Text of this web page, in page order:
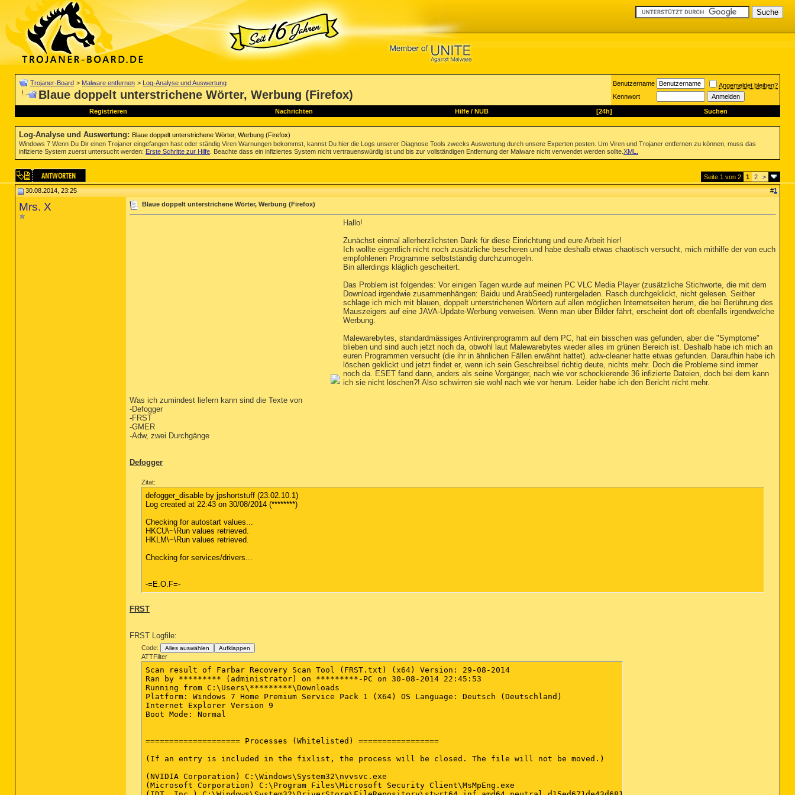
Trojaner-Board > Malware entfernen > Log-Analyse und Auswertung
Blaue doppelt unterstrichene Wörter, Werbung (Firefox)
Benutzername
Angemeldet bleiben?
Kennwort
Registrieren Nachrichten Hilfe/ NUB [24h] Suchen
Log-Analyse und Auswertung: Blaue doppelt unterstrichene Wörter, Werbung (Firefox)
Windows 7 Wenn Du Dir einen Trojaner eingefangen hast oder ständig Viren Warnungen bekommst, kannst Du hier die Logs unserer Diagnose Tools zwecks Auswertung durch unsere Experten posten. Um Viren und Trojaner entfernen zu können, muss das
infizierte System zuerst untersucht werden: Erste Schritte zur Hilfe . Beachte dass ein infiziertes System nicht vertrauenswürdig ist und bis zur vollständigen Entfernung der Malware nicht verwendet werden sollte. XML
Seite 1 von 2 1 2
>
30.08.2014, 23:25
#1
Mrs. X Blaue doppelt unterstrichene Wörter, Werbung (Firefox)
Hallo!
Zunächst einmal allerherzlichsten Dank für diese Einrichtung und eure Arbeit hier!
Ich wollte eigentlich nicht noch zusätzliche bescheren und habe deshalb etwas chaotisch versucht, mich mithilfe der von euch
empfohlenen Programme selbstständig durchzumogeln.
Bin allerdings kläglich gescheitert.
Das Problem ist folgendes: Vor einigen Tagen wurde auf meinen PC VLC Media Player (zusätzliche Stichworte, die mit dem
Download irgendwie zusammenhängen: Baidu und ArabSeed) runtergeladen. Rasch durchgeklickt, nicht gelesen. Seither
schlage ich mich mit blauen, doppelt unterstrichenen Wörtern auf allen möglichen Internetseiten herum, die bei Berührung des
Mauszeigers auf eine JAVA-Update-Werbung verweisen. Wenn man über Bilder fährt, erscheint dort oft ebenfalls irgendwelche
Werbung.
Malewarebytes, standardmässiges Antivirenprogramm auf dem PC, hat ein bisschen was gefunden, aber die "Symptome"
blieben und sind auch jetzt noch da, obwohl laut Malewarebytes wieder alles im grünen Bereich ist. Deshalb habe ich mich an
euren Programmen versucht (die ihr in ähnlichen Fällen erwähnt hattet). adw-cleaner hatte etwas gefunden. Daraufhin habe ich
löschen geklickt und jetzt findet er, wenn ich sein Geschreibsel richtig deute, nichts mehr. Doch die Probleme sind immer
noch da. ESET fand dann, anders als seine Vorgänger, nach wie vor schockierende 36 infizierte Dateien, doch bei dem kann
ich sie nicht löschen?! Also schwirren sie wohl nach wie vor herum. Leider habe ich den Bericht nicht mehr.
Was ich zumindest liefern kann sind die Texte von
-Defogger
-FRST
-GMER
-Adw, zwei Durchgänge
Defogger
Zitat:
defogger_disable by jpshortstuff (23.02.10.1)
Log created at 22:43 on 30/08/2014 (********)
Checking for autostart values...
HKCU\~\Run values retrieved.
HKLM\~\Run values retrieved.
Checking for services/drivers...
-=E.O.F=-
FRST
FRST Logfile:
Code: Alles auswählen Aufklappen
ATTFilter
Scan result of Farbar Recovery Scan Tool (FRST.txt) (x64) Version: 29-08-2014
Ran by ********* (administrator) on *********-PC on 30-08-2014 22:45:53
Running from C:\Users\*********\Downloads
Platform: Windows 7 Home Premium Service Pack 1 (X64) OS Language: Deutsch (Deutschland)
Internet Explorer Version 9
Boot Mode: Normal
==================== Processes (Whitelisted) =================
(If an entry is included in the fixlist, the process will be closed. The file will not be moved.)
(NVIDIA Corporation) C:\Windows\System32\nvvsvc.exe
(Microsoft Corporation) C:\Program Files\Microsoft Security Client\MsMpEng.exe